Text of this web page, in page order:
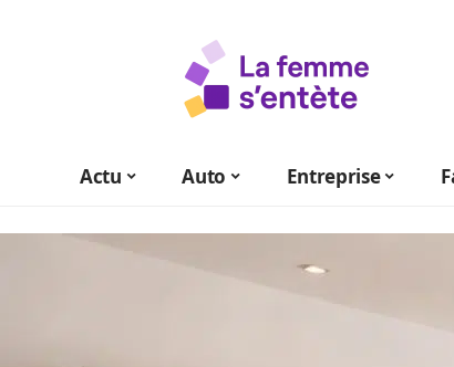
Actu Auto Entreprise